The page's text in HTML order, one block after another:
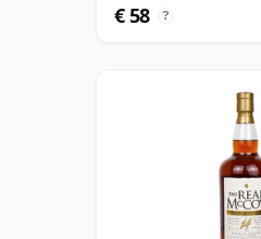
€ 58 ?